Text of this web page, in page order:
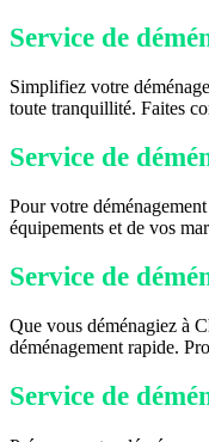
Service de
Simplifiez votre
toute tranquillité. Faites
Service de
Pour votre
équipements et de vos
Service de
Que vous déménagiez à
déménagement rapide.
Service de